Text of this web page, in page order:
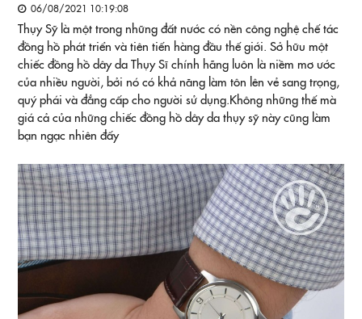
06/08/2021 10:19:08
Thụy Sỹ là một trong những đất nước có nền công nghệ chế tác
đồng hồ phát triển và tiên tiến hàng đầu thế giới. Sở hữu một
chiếc đồng hồ dây da Thụy Sĩ chính hãng luôn là niềm mơ ước
của nhiều người, bởi nó có khả năng làm tôn lên vẻ sang trọng,
quý phái và đẳng cấp cho người sử dụng.Không những thế mà
giá cả của những chiếc đồng hồ dây da thụy sỹ này cũng làm
bạn ngạc nhiên đấy